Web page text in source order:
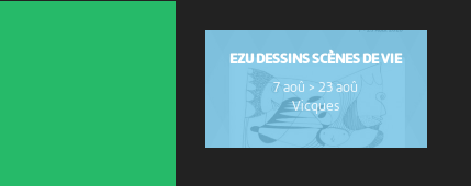
EZU DESSINS SCÈNES DE VIE
7 aoû > 23 aoû
Vicques